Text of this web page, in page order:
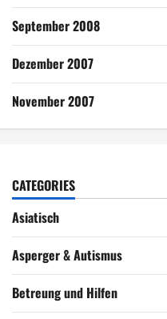
September 2008
Dezember 2007
November 2007
CATEGORIES
Asiatisch
Asperger & Autismus
Betreung und Hilfen